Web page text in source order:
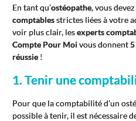
En tant qu’ostéopathe, vous
comptablesstrictes liées à votre
voir plus clair, lesexperts
Compte Pour Moi vous donnent
réussie !
1. Tenir une
Pour que la comptabilité d’un
possible à tenir, il est nécessaire